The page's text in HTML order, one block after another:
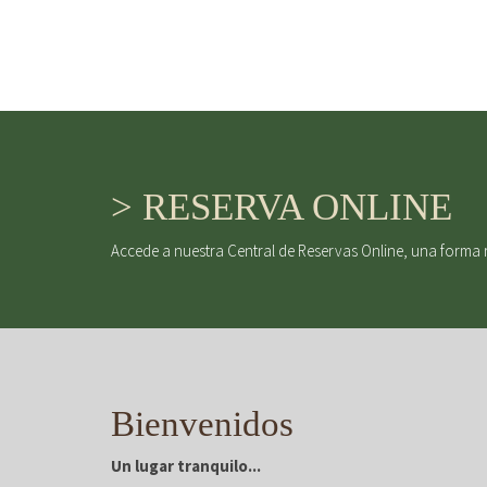
> RESERVA ONLINE
Accede a nuestra Central de Reservas Online, una
Bienvenidos
Un lugar tranquilo...